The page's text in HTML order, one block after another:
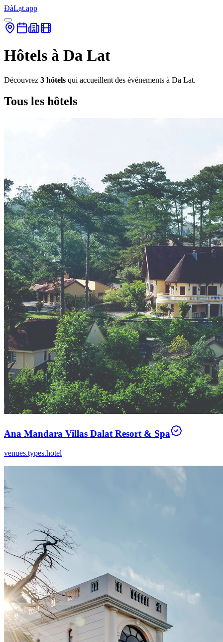
ĐàLạt.app
Hôtels à Da Lat
Découvrez 3 hôtels qui accueillent des événements à Da Lat.
Tous les hôtels
Ana Mandara Villas Dalat Resort & Spa
venues.types.hotel